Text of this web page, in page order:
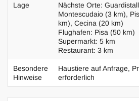
Im Erdgeschoss gibt es ein
eigenem Bad mit Dusche, eine sehr
Küche, einen Speisebereich und
Couchgarnitur und Flatscreen-TV.
Im ersten Stock gibt es drei weitere
davon jeweils mit Doppelbett und
Lage
Nächste Orte:
Montescudaio (3 km),
km), Cecina (20 km)
Flughafen: Pisa (50 km)
Supermarkt: 5 km
Restaurant: 3 km
Besondere
Hinweise
Haustiere auf Anfrage,
erforderlich